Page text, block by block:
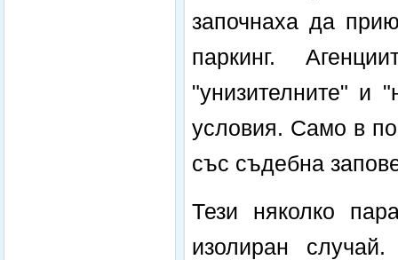
започнаха да
паркинг.
"унизителните" и
условия. Само в
със съдебна
Тези няколко
изолиран